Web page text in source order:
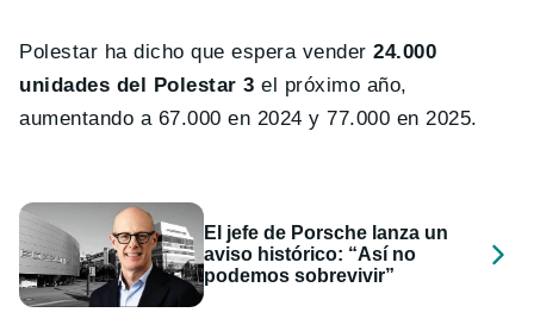
Polestar ha dicho que espera vender24.000
unidades del Polestar 3 el próximo año,
aumentando a 67.000 en 2024 y 77.000 en 2025.
El jefe de Porsche lanza un
aviso histórico: “Así no
podemos sobrevivir”